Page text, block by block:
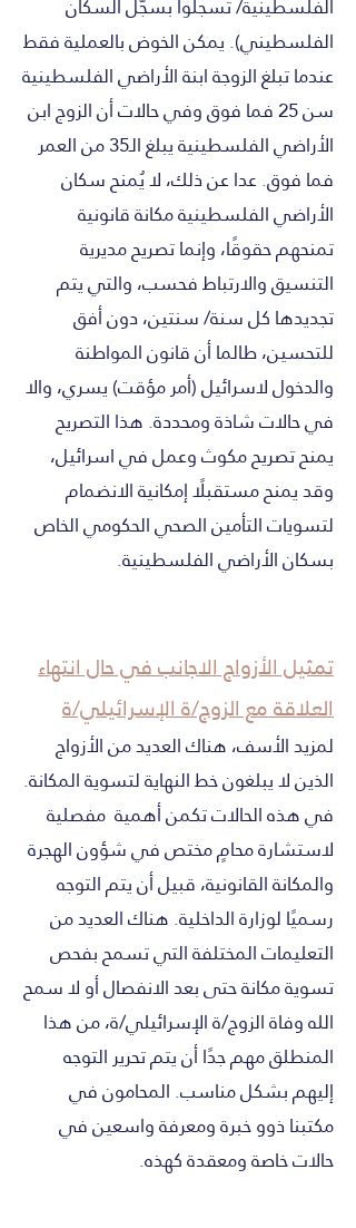
الفلسطينية/ تسجلوا بسجّل السكان
الفلسطيني). يمكن الخوض بالعملية فقط
عندما تبلغ الزوجة ابنة الأراضي الفلسطينية
سن 25 فما فوق وفي حالات أن الزوج ابن
الأراضي الفلسطينية يبلغ الـ35 من العمر
فما فوق. عدا عن ذلك، لا يُمنح سكان
الأراضي الفلسطينية مكانة قانونية
تمنحهم حقوقًا، وإنما تصريح مديرية
التنسيق والارتباط فحسب، والتي يتم
تجديدها كل سنة/ سنتين، دون أفق
للتحسين، طالما أن قانون المواطنة
والدخول لاسرائيل (أمر مؤقت) يسري، والا
في حالات شاذة ومحددة. هذا التصريح
يمنح تصريح مكوث وعمل في اسرائيل،
وقد يمنح مستقبلًا إمكانية الانضمام
لتسويات التأمين الصحي الحكومي الخاص
بسكان الأراضي الفلسطينية.
تمثيل الأزواج الاجانب في حال انتهاء
العلاقة مع الزوج/ة الإسرائيلي/ة
لمزيد الأسف، هناك العديد من الأزواج
الذين لا يبلغون خط النهاية لتسوية المكانة.
في هذه الحالات تكمن أهمية مفصلية
لاستشارة محامٍ مختص في شؤون الهجرة
والمكانة القانونية، قبيل أن يتم التوجه
رسميًا لوزارة الداخلية. هناك العديد من
التعليمات المختلفة التي تسمح بفحص
تسوية مكانة حتى بعد الانفصال أو لا سمح
الله وفاة الزوج/ة الإسرائيلي/ة، من هذا
المنطلق مهم جدًا أن يتم تحرير التوجه
إليهم بشكل مناسب. المحامون في
مكتبنا ذوو خبرة ومعرفة واسعين في
حالات خاصة ومعقدة كهذه.